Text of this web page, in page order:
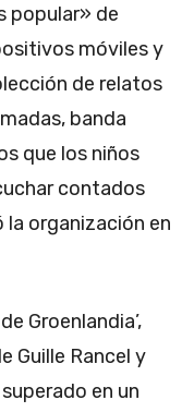
popular» de
móviles y
de relatos
banda
que los niños
contados
la organización en
Groenlandia’,
Guille Rancel y
en un